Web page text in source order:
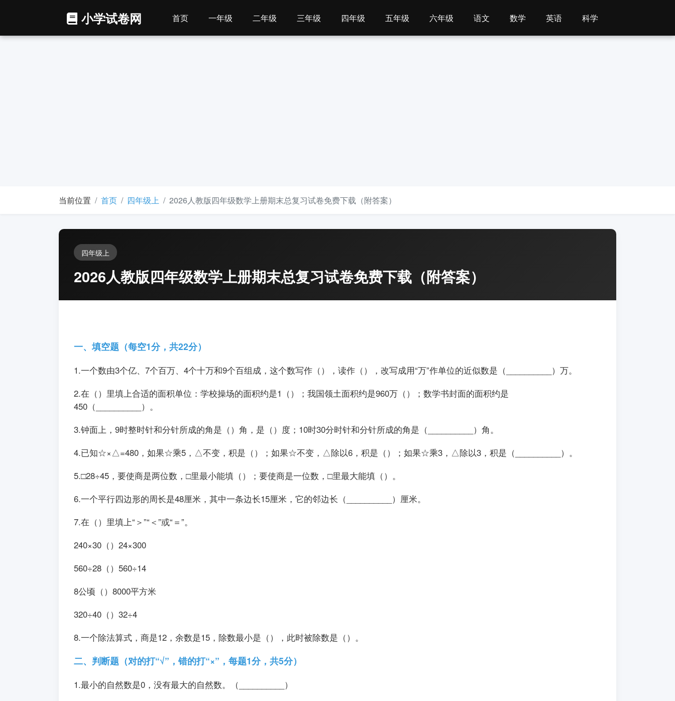
小学试卷网 首页 一年级 二年级 三年级 四年级 五年级 六年级 语文 数学 英语 科学
当前位置 首页 四年级上 2026人教版四年级数学上册期末总复习试卷免费下载（附答案）
四年级上
2026人教版四年级数学上册期末总复习试卷免费下载（附答案）
一、填空题（每空1分，共22分）
1.一个数由3个亿、7个百万、4个十万和9个百组成，这个数写作（），读作（），改写成用“万”作单位的近似数是（__________）万。
2.在（）里填上合适的面积单位：学校操场的面积约是1（）；我国领土面积约是960万（）；数学书封面的面积约是
450（__________）。
3.钟面上，9时整时针和分针所成的角是（）角，是（）度；10时30分时针和分针所成的角是（__________）角。
4.已知☆×△=480，如果☆乘5，△不变，积是（）；如果☆不变，△除以6，积是（）；如果☆乘3，△除以3，积是（__________）。
5.□28÷45，要使商是两位数，□里最小能填（）；要使商是一位数，□里最大能填（）。
6.一个平行四边形的周长是48厘米，其中一条边长15厘米，它的邻边长（__________）厘米。
7.在（）里填上“＞”“＜”或“＝”。
240×30（）24×300
560÷28（）560÷14
8公顷（）8000平方米
320÷40（）32÷4
8.一个除法算式，商是12，余数是15，除数最小是（），此时被除数是（）。
二、判断题（对的打“√”，错的打“×”，每题1分，共5分）
1.最小的自然数是0，没有最大的自然数。（__________）